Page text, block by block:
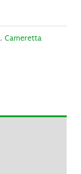
, Cameretta